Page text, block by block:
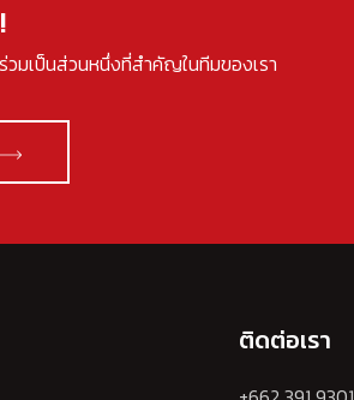
มเป็นส่วนหนึ่งที่สำคัญในทีมของเรา
ติดต่อเรา